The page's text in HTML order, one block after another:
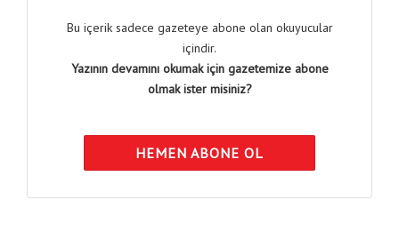
Bu içerik sadece gazeteye abone olan okuyucular
içindir.
Yazının devamını okumak için gazetemize abone
olmak ister misiniz?
HEMEN ABONE OL